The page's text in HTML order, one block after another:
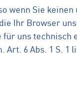
wenn Sie
Ihr Browser
uns
6 Abs. 1 S. 1